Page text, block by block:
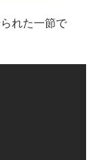
れた一節で